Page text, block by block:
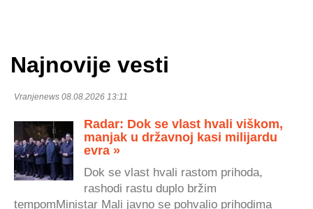
Najnovije vesti
Vranjenews 08.08.2026 13:11
Radar: Dok se vlast hvali viškom,
manjak u državnoj kasi milijardu
evra »
Dok se vlast hvali rastom prihoda,
rashodi rastu duplo bržim
tempomMinistar Mali javno se pohvalio prihodima